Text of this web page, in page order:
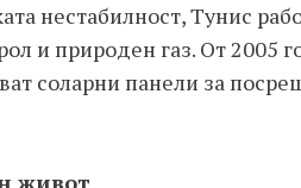
нестабилност, Тунис
и природен газ. От 2005
соларни панели за
живот